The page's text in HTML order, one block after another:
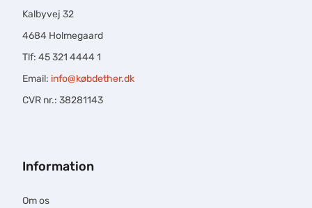
Kalbyvej 32
4684 Holmegaard
Tlf: 45 321 4444 1
Email: info@købdether.dk
CVR nr.: 38281143
Information
Om os